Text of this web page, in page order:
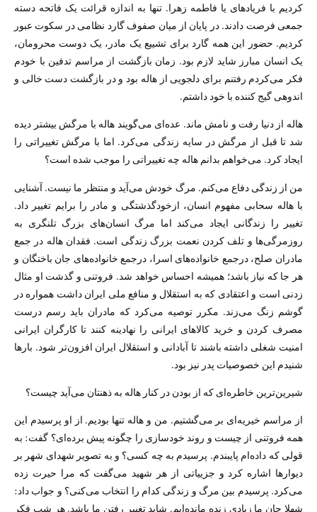
کردیم با فریادهای یا فاطمه زهرا. تنها به اندازه قرائت یک فاتحه دسته
جمعی فرصت دادند. در پایان از میان صفوف گارد نظامی در سکوت عبور
کردیم. حضور این همه گارد برای تشییع یک مادر، یک دوست محرومان،
یک انسان مبارز شاید لازم بود. زمان بازگشت از مراسم تدفین با خودم
فکر می‌کردم رفتنم برای دلجویی از هاله بود و در بازگشت دست خالی و
اندوهی گیج کننده با خود داشتم.
هاله از دنیا رفت و نامش ماند. عده‌ای می‌گویند هاله با مرگش بیشتر دیده
شد تا قبل از مرگش در سایه زندگی می‌کرد. اما با مرگش تغییراتی را
ایجاد کرد. می‌خواهم بدانم هاله چه تغییراتی را موجب شده است؟
من از زندگی دفاع می‌کنم. مرگ خودش می‌آید و منتظر ما نیست. آشنایی
با هاله سحابی مفهوم انسان، ازخودگذشتگی و مادر را برایم تغییر داد.
تغییر را زندگانی ایجاد می‌کند اما مرگ انسان‌های بزرگ تلنگری به
روزمرگی‌ها و تلف کردن نعمت بزرگ زندگی است. فقدان هاله در جمع
مادران صلح، درجمع خانواده‌های اسرا، درجمع خانواده‌های جان باختگان و
هر جا که نیاز باشد؛ همیشه احساس خواهد شد. فروتنی و گذشت او مثال
زدنی است و اعتقادی که به استقلال و منافع ملی ایران داشت همواره در
گوشم زنگ می‌زند. مکرر توصیه می‌کرد که مادران باید رسم درست
مصرف کردن و خرید کالاهای ایرانی را نهادینه کنند تا کارگران ایرانی
امنیت شغلی داشته باشند تا آبادانی و استقلال ایران افزون‌تر شود. بار‌ها
شنیدم این خصوصیات پدر نیز بود.
شیرین‌ترین خاطره‌ای که از بودن در کنار هاله به ذهنتان می‌آید چیست؟
از مراسم خیریه‌ای بر می‌گشتیم. من و هاله تنها بودیم. از او پرسیدم این
همه فروتنی از چیست و روند خودسازی را چگونه پیش برده‌ای؟ گفت: به
قولی که داده‌ام پایبندم. پرسیدم به چه کسی؟ و به تصویر شهدای شهر بر
دیوار‌ها اشاره کرد و جزییاتی از هر شهید می‌گفت که مرا حیرت زده
می‌کرد. پرسیدم بین مرگ و زندگی کدام را انتخاب می‌کنی؟ و جواب داد:
شهلا جان ما زیادی زنده مانده‌ایم. شاید تغییر رفتن ما باشد. هر شب فکر